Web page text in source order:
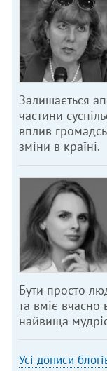
Залишається
частини
вплив
зміни в країні.
Бути просто
та вміє вчасно
найвища
Усі дописи